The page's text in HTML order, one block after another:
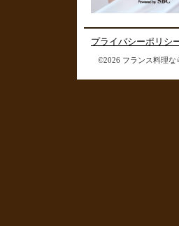
プライバシーポリシ
©2026 フランス料理な